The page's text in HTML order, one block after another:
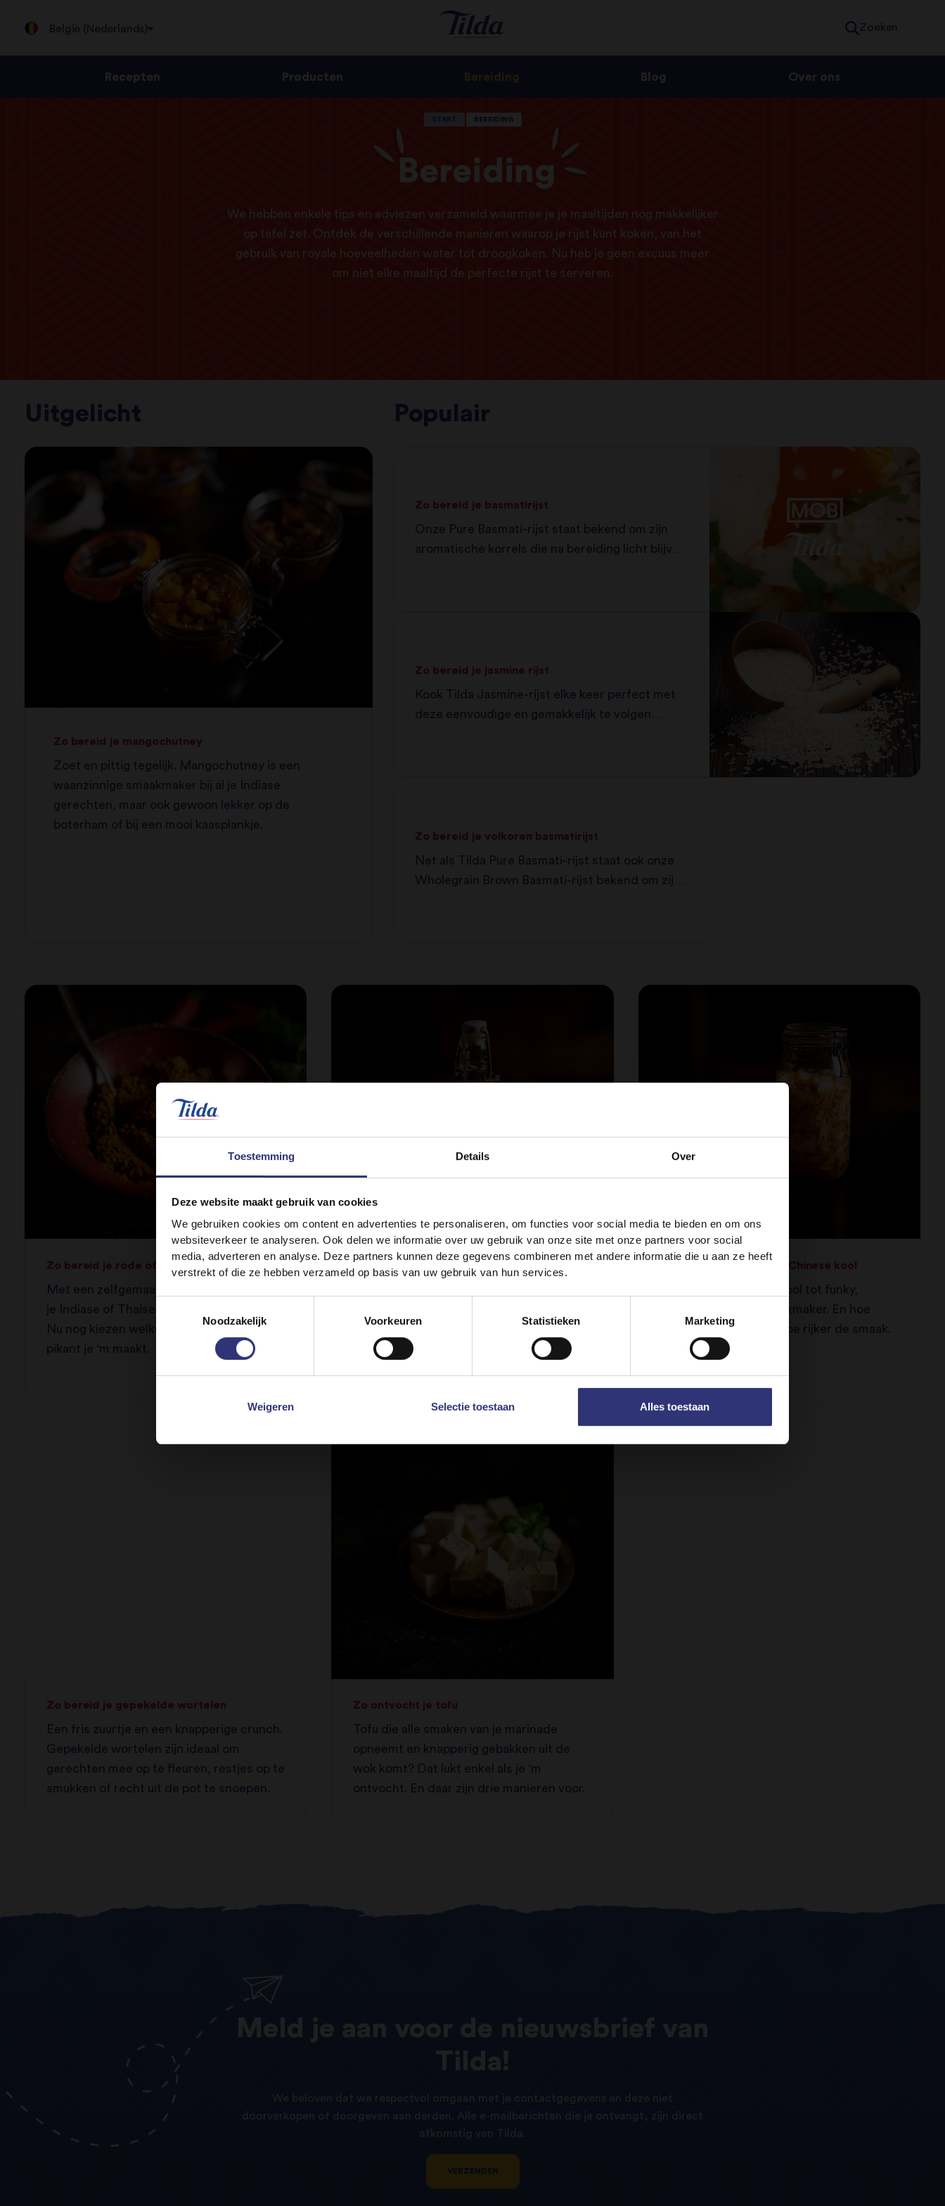
Toestemming Details Over
Deze website maakt gebruik van cookies
We gebruiken cookies om content en advertenties te personaliseren, om functies voor social media te bieden en om ons
websiteverkeer te analyseren. Ook delen we informatie over uw gebruik van onze site met onze partners voor social
media, adverteren en analyse. Deze partners kunnen deze gegevens combineren met andere informatie die u aan ze heeft
verstrekt of die ze hebben verzameld op basis van uw gebruik van hun services.
Noodzakelijk
Voorkeuren Statistieken Marketing
Weigeren Selectie toestaan Alles toestaan
België (Nederlands) Zoeken
Recepten Producten Bereiding Blog Over ons
BEREIDING
Bereiding
We hebben enkele tips en adviezen verzameld waarmee je je maaltijden nog makkelijker
op tafel zet. Ontdek de verschillende manieren waarop je rijst kunt koken, van het
gebruik van royale hoeveelheden water tot droogkoken. Nu heb je geen excuus meer
om niet elke maaltijd de perfecte rijst te serveren.
Uitgelicht Populair
Zo bereid je mangochutney
Zoet en pittig tegelijk. Mangochutney is een
waanzinnige smaakmaker bij al je Indiase
gerechten, maar ook gewoon lekker op de
boterham of bij een mooi kaasplankje.
Zo bereid je basmatirijst
Onze Pure Basmati-rijst staat bekend om zijn
aromatische korrels die na bereiding licht blijven
Zo bereid je jasmine rijst
Kook Tilda Jasmine-rijst elke keer perfect met
deze eenvoudige en gemakkelijk te volgen
Zo bereid je volkoren basmatirijst
Net als Tilda Pure Basmati-rijst staat ook onze
Wholegrain Brown Basmati-rijst bekend om zijn
Zo bereid je rode of groene currypasta
Met een zelfgemaakte currypasta worden
je Indiase of Thaise curry’s nog lekkerder.
Nu nog kiezen welke je maakt, en hoe
pikant je ‘m maakt.
Zo bereid je teriyakisaus
tonkatsu. Een originele, Aziatische
marinade. Dat allemaal klaar op tien
Zo bereid je kimchi van Chinese kool
Van simpele Chinese kool tot funky,
gefermenteerde smaakmaker. En hoe
langer je ‘m bewaart, hoe rijker de smaak.
Zo bereid je gepekelde wortelen
Een fris zuurtje en een knapperige crunch.
Gepekelde wortelen zijn ideaal om
gerechten mee op te fleuren, restjes op te
smukken of recht uit de pot te snoepen.
Zo ontvocht je tofu
Tofu die alle smaken van je marinade
opneemt en knapperig gebakken uit de
wok komt? Dat lukt enkel als je ‘m
ontvocht. En daar zijn drie manieren voor.
Meld je aan voor de nieuwsbrief
van
Tilda!
We beloven dat we respectvol omgaan met je contactgegevens en deze niet
doorverkopen of doorgeven aan derden. Alle e-mailberichten die je ontvangt, zijn direct
afkomstig van Tilda.
VERZENDEN
It looks like your language preference is USA.